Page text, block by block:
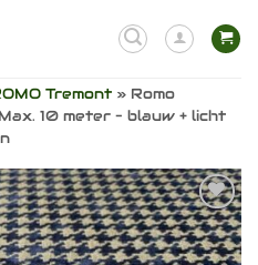
Tremont » Romo
10 meter – blauw + licht
Toevoegen
aan
verlanglijst